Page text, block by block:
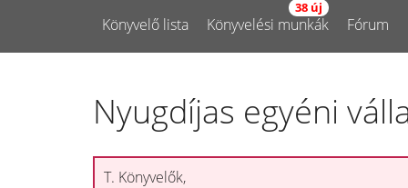
Könyvelő lista Könyvelési munkák
38 új
Fórum
Nyugdíjas egyéni
T. Könyvelők,